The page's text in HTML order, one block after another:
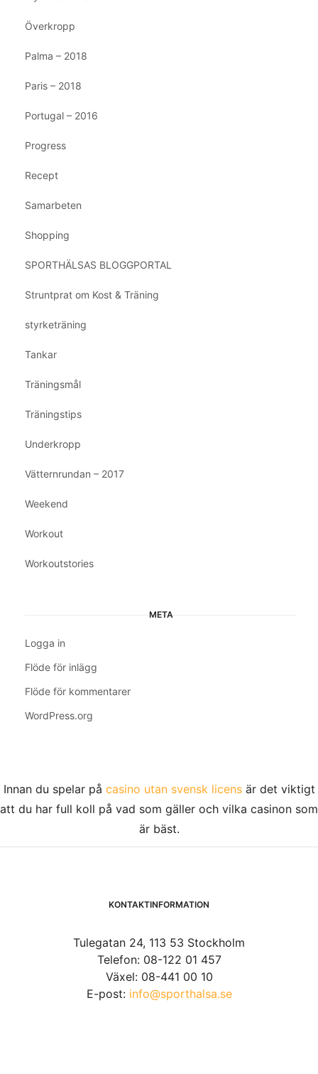
Överkropp
Palma – 2018
Paris – 2018
Portugal – 2016
Progress
Recept
Samarbeten
Shopping
SPORTHÄLSAS BLOGGPORTAL
Struntprat om Kost & Träning
styrketräning
Tankar
Träningsmål
Träningstips
Underkropp
Vätternrundan – 2017
Weekend
Workout
Workoutstories
META
Logga in
Flöde för inlägg
Flöde för kommentarer
WordPress.org
Innan du spelar på casino utan svensk licensär det viktigt
att du har full koll på vad som gäller och vilka casinon som
är bäst.
KONTAKTINFORMATION
Tulegatan 24, 113 53 Stockholm
Telefon: 08-122 01 457
Växel: 08-441 00 10
E-post: info@sporthalsa.se